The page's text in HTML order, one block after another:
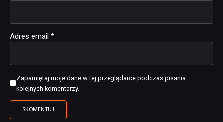
Adres email *
Zapamiętaj moje dane w tej przeglądarce podczas pisania
kolejnych komentarzy.